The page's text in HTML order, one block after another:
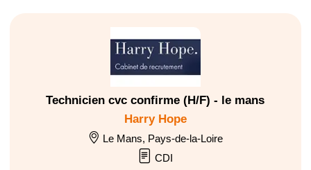
Technicien cvc confirme (H/F) - le mans
Harry Hope
Le Mans, Pays-de-la-Loire
CDI